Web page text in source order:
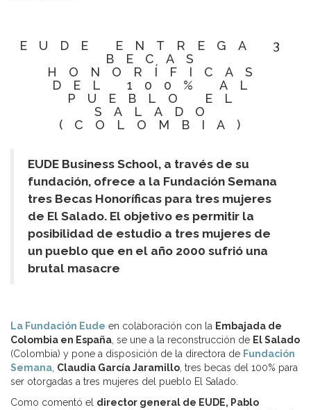
EUDE ENTREGA 3
BECAS
HONORÍFICAS
DEL 100% AL
PUEBLO EL
SALADO
(COLOMBIA)
EUDE Business School, a través de su
fundación, ofrece a la Fundación Semana
tres Becas Honoríficas para tres mujeres
de El Salado. El objetivo es permitir la
posibilidad de estudio a tres mujeres de
un pueblo que en el año 2000 sufrió una
brutal masacre
La Fundación Eude en colaboración con la Embajada de
Colombia en España , se une a la reconstrucción de El Salado
(Colombia) y pone a disposición de la directora de Fundación
Semana Claudia García Jaramillo , tres becas del 100% para
ser otorgadas a tres mujeres del pueblo El Salado.
Como comentó el director general de EUDE, Pablo